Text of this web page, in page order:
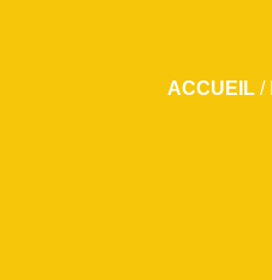
ACCUEIL/